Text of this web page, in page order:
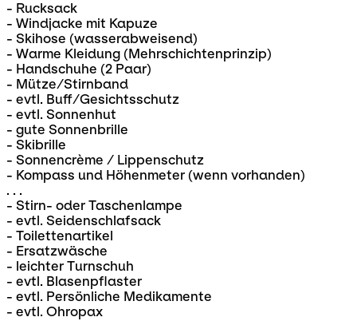
- Rucksack
- Windjacke mit Kapuze
- Skihose (wasserabweisend)
- Warme Kleidung (Mehrschichtenprinzip)
- Handschuhe (2 Paar)
- Mütze/Stirnband
- evtl. Buff/Gesichtsschutz
- evtl. Sonnenhut
- gute Sonnenbrille
- Skibrille
- Sonnencrème / Lippenschutz
- Kompass und Höhenmeter (wenn vorhanden)
. . .
- Stirn- oder Taschenlampe
- evtl. Seidenschlafsack
- Toilettenartikel
- Ersatzwäsche
- leichter Turnschuh
- evtl. Blasenpflaster
- evtl. Persönliche Medikamente
- evtl. Ohropax